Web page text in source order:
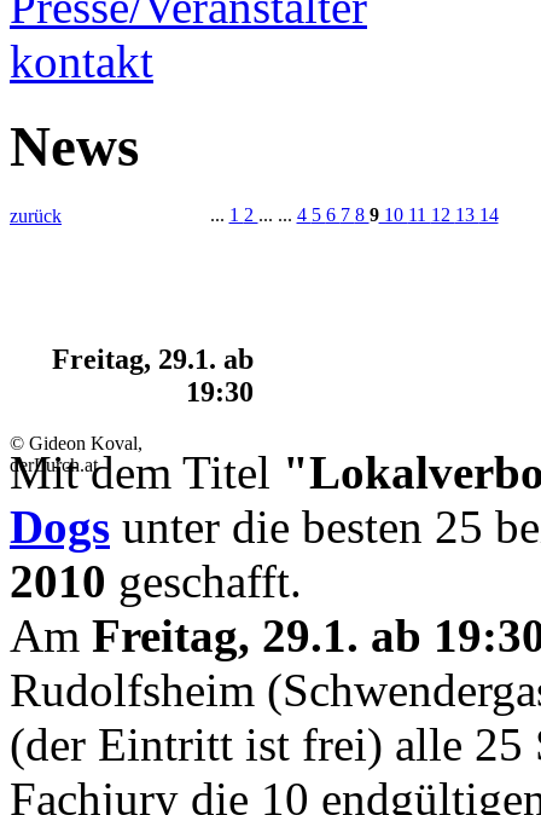
kontakt
News
zurück ... 1 2 ... ... 4 5 6 7 8 910 11 12 13 14
Freitag, 29.1. ab
19:30
© Gideon Koval,
derLurch.at
Mit dem Titel
Dogs unter die besten 25
2010 geschafft.
Am Freitag, 29.1. ab
Rudolfsheim
(der Eintritt ist frei) alle 25
Fachjury die 10